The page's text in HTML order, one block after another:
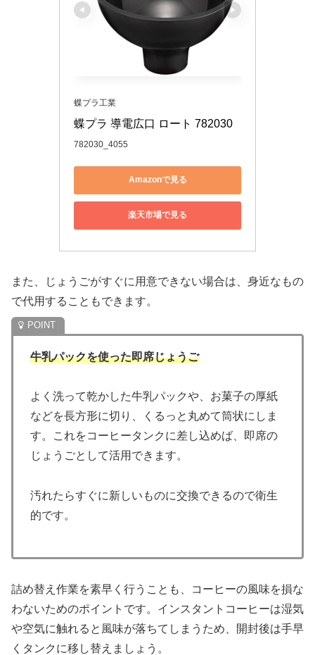
蝶プラ工業
蝶プラ 導電広口 ロート 782030
782030_4055
Amazonで見る
楽天市場で見る
また、じょうごがすぐに用意できない場合は、身近なもの
で代用することもできます。
牛乳パックを使った即席じょうご
よく洗って乾かした牛乳パックや、お菓子の厚紙
などを長方形に切り、くるっと丸めて筒状にしま
す。これをコーヒータンクに差し込めば、即席の
じょうごとして活用できます。
汚れたらすぐに新しいものに交換できるので衛生
的です。
詰め替え作業を素早く行うことも、コーヒーの風味を損な
わないためのポイントです。インスタントコーヒーは湿気
や空気に触れると風味が落ちてしまうため、開封後は手早
くタンクに移し替えましょう。